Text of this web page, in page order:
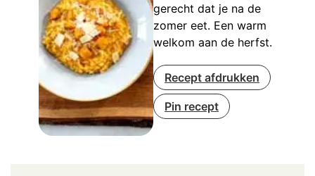
gerecht dat je na de
zomer eet. Een warm
welkom aan de herfst.
Recept afdrukken
Pin recept